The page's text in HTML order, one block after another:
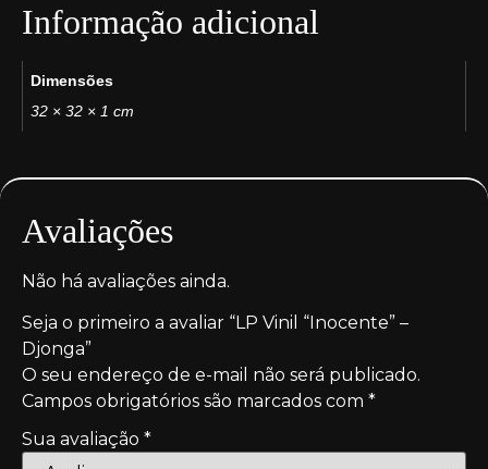
Informação adicional
Dimensões
32 × 32 × 1 cm
Avaliações
Não há avaliações ainda.
Seja o primeiro a avaliar “LP Vinil “Inocente” –
Djonga”
O seu endereço de e-mail não será publicado.
Campos obrigatórios são marcados com *
Sua avaliação *